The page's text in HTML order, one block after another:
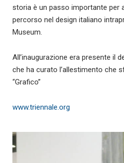
storia è un passo importante per
percorso nel design italiano
Museum.
All’inaugurazione era presente il
che ha curato l’allestimento che
“Grafico”
www.triennale.org